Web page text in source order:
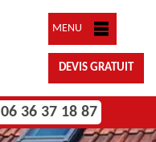
MENU
DEVIS GRATUIT
06 36 37 18 87